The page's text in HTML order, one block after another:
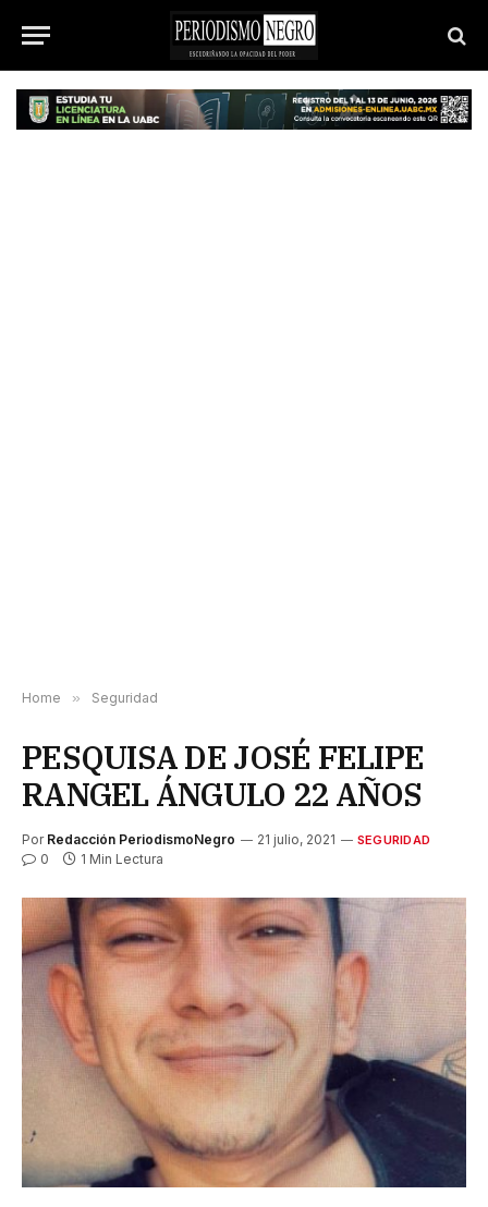
Home » Seguridad
PESQUISA DE JOSÉ FELIPE
RANGEL ÁNGULO 22 AÑOS
Por Redacción PeriodismoNegro 21 julio, 2021 SEGURIDAD
0 1 Min Lectura